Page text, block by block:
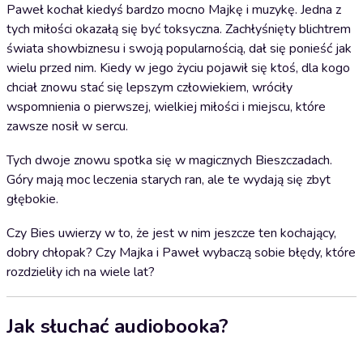
Paweł kochał kiedyś bardzo mocno Majkę i muzykę. Jedna z
tych miłości okazałą się być toksyczna. Zachłyśnięty blichtrem
świata showbiznesu i swoją popularnością, dał się ponieść jak
wielu przed nim. Kiedy w jego życiu pojawił się ktoś, dla kogo
chciał znowu stać się lepszym człowiekiem, wróciły
wspomnienia o pierwszej, wielkiej miłości i miejscu, które
zawsze nosił w sercu.
Tych dwoje znowu spotka się w magicznych Bieszczadach.
Góry mają moc leczenia starych ran, ale te wydają się zbyt
głębokie.
Czy Bies uwierzy w to, że jest w nim jeszcze ten kochający,
dobry chłopak? Czy Majka i Paweł wybaczą sobie błędy, które
rozdzieliły ich na wiele lat?
Jak słuchać audiobooka?